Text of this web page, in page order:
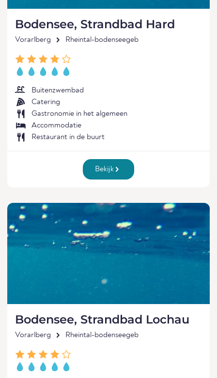
Bodensee, Strandbad Hard
Vorarlberg Rheintal-bodenseegeb
Buitenzwembad
Catering
Gastronomie in het algemeen
Accommodatie
Restaurant in de buurt
Bekijk
Bodensee, Strandbad Lochau
Vorarlberg Rheintal-bodenseegeb